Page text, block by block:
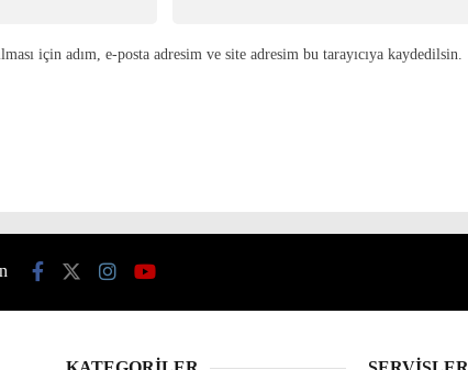
için adım, e-posta adresim ve site adresim bu tarayıcıya kaydedilsin.